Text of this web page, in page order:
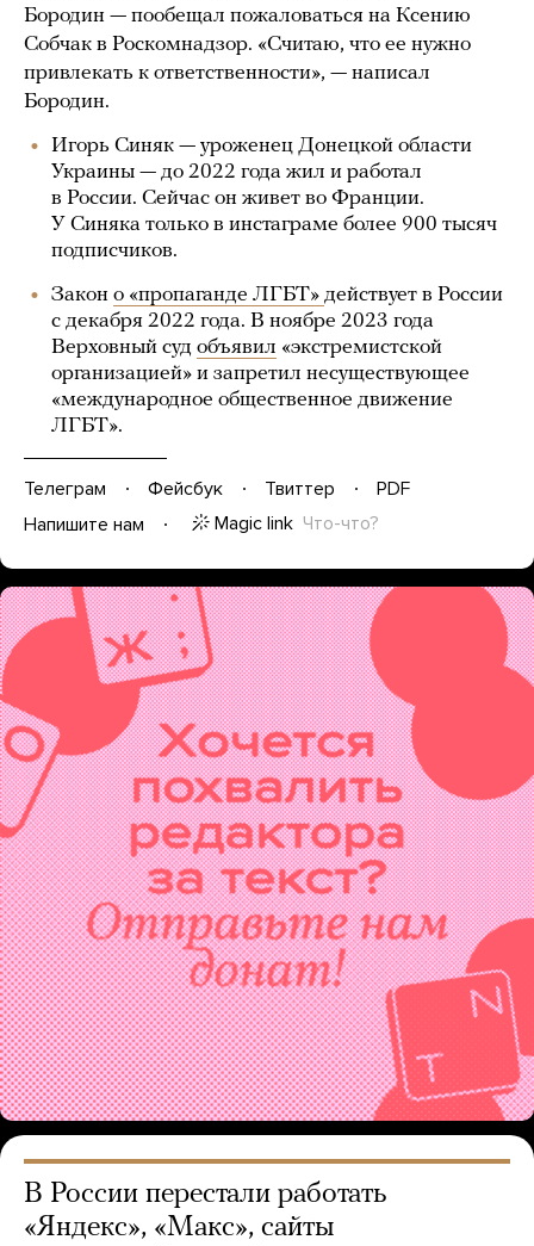
Бородин — пообещал пожаловаться на Ксению
Собчак в Роскомнадзор. «Считаю, что ее нужно
привлекать к ответственности», — написал
Бородин.
Игорь Синяк — уроженец Донецкой области
Украины — до 2022 года жил и работал
в России. Сейчас он живет во Франции.
У Синяка только в инстаграме более 900 тысяч
подписчиков.
Закон о «пропаганде ЛГБТ» действует в России
с декабря 2022 года. В ноябре 2023 года
Верховный суд объявил «экстремистской
организацией» и запретил несуществующее
«международное общественное движение
ЛГБТ».
Телеграм Фейсбук Твиттер
PDF
Напишите нам
Magic link Что-что?
В России перестали работать
«Яндекс», «Макс», сайты